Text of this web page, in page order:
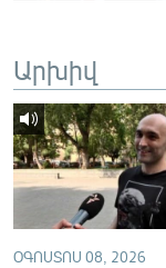
Հայերեն
English
Русский
ՀԵՏԵՎԵՔ ՄԵԶ
Արխիվ
ՕԳՈՍՏՈՍ 08, 2026